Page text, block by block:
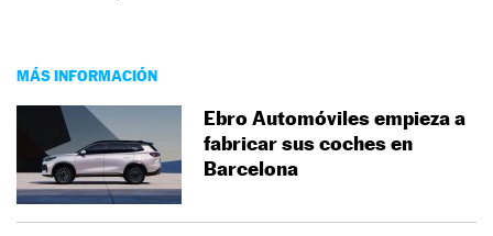
MÁS INFORMACIÓN
Ebro Automóviles empieza a
fabricar sus coches en
Barcelona